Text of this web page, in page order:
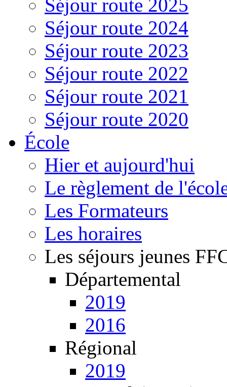
Séjour route 2025
Séjour route 2024
Séjour route 2023
Séjour route 2022
Séjour route 2021
Séjour route 2020
École
Hier et aujourd'hui
Le règlement de
Les Formateurs
Les horaires
Les séjours jeunes
Départemental
2019
2016
Régional
2019